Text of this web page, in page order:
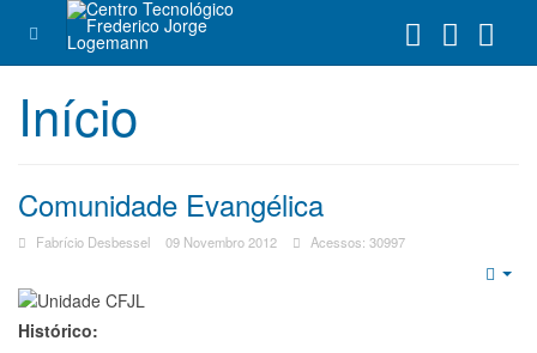
Início
Comunidade Evangélica
Fabrício Desbessel 09 Novembro 2012 Acessos: 30997
Histórico: